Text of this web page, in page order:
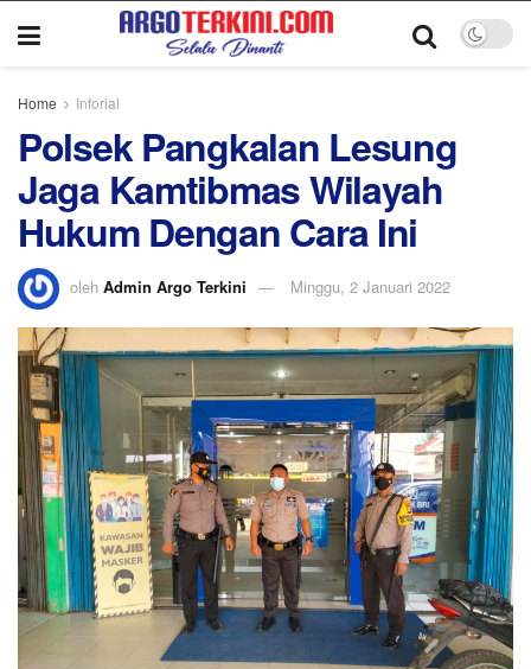
Home Inforial
Polsek Pangkalan Lesung
Jaga Kamtibmas Wilayah
Hukum Dengan Cara Ini
oleh Admin Argo Terkini Minggu, 2 Januari 2022